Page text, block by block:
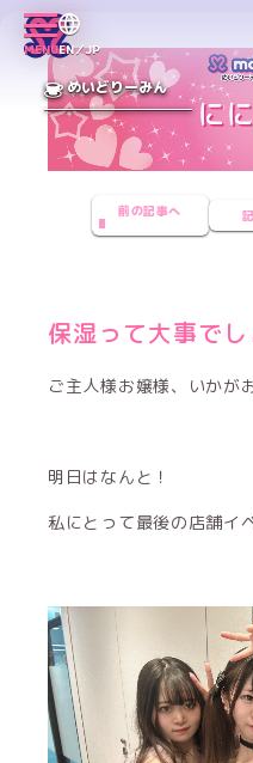
MENUEN／JP
めいどりーみん
前の記事へ
保湿って大事でし
ご主人様お嬢様、いかが
明日はなんと！
私にとって最後の店舗イ